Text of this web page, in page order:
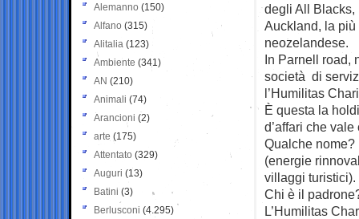
degli All Blacks,
Auckland, la
neozelandese.
In Parnell road,
società di
l’Humilitas
È questa la
d’affari che
Qualche nome?
(energie
villaggi turistici).
Chi è il
L’Humilitas
Alemanno (150)
Alfano (315)
Alitalia (123)
Ambiente (341)
AN (210)
Animali (74)
Arancioni (2)
arte (175)
Attentato (329)
Auguri (13)
Batini (3)
Berlusconi (4.295)